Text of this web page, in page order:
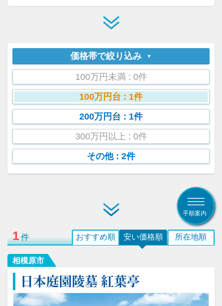
価格帯で絞り込み
100万円未満 : 0件
100万円台 : 1件
200万円台 : 1件
300万円以上 : 0件
その他 : 2件
手順案内
1件 所在地順
安い価格順
おすすめ順
相模原市
日本庭園陵墓 紅葉亭